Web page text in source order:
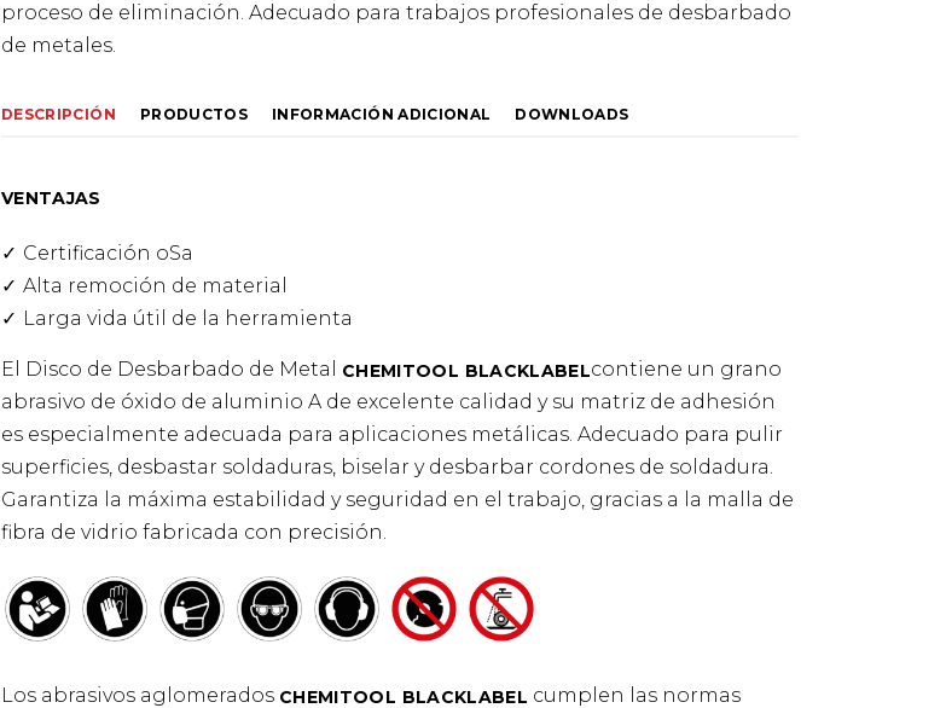
proceso de eliminación. Adecuado para trabajos profesionales de desbarbado
de metales.
DESCRIPCIÓN INFORMACIÓN ADICIONAL
PRODUCTOS DOWNLOADS
VENTAJAS
Certificación oSa
Alta remoción de material
Larga vida útil de la herramienta
El Disco de Desbarbado de Metal CHEMITOOL BLACKLABELcontiene un grano
abrasivo de óxido de aluminio A de excelente calidad y su matriz de adhesión
es especialmente adecuada para aplicaciones metálicas. Adecuado para pulir
superficies, desbastar soldaduras, biselar y desbarbar cordones de soldadura.
Garantiza la máxima estabilidad y seguridad en el trabajo, gracias a la malla de
fibra de vidrio fabricada con precisión.
Los abrasivos aglomerados CHEMITOOL BLACKLABEL cumplen las normas